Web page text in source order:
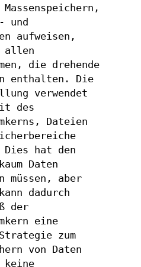
und
aufweisen,
allen
die drehende
enthalten. Die
verwendet
des
Dateien
Dies hat den
Daten
müssen, aber
dadurch
der
eine
zum
von Daten